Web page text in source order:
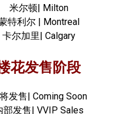
米尔顿| Milton
特利尔 | Montreal
卡尔加里| Calgary
花发售阶段
发售| Coming Soon
部发售| VVIP Sales